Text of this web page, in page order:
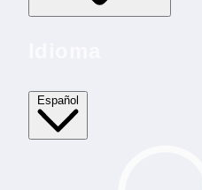
Español